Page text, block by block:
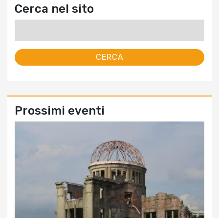
Cerca nel sito
Prossimi eventi